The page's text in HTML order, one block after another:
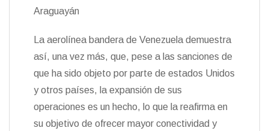
Araguayán
La aerolínea bandera de Venezuela demuestra
así, una vez más, que, pese a las sanciones de
que ha sido objeto por parte de estados Unidos
y otros países, la expansión de sus
operaciones es un hecho, lo que la reafirma en
su objetivo de ofrecer mayor conectividad y